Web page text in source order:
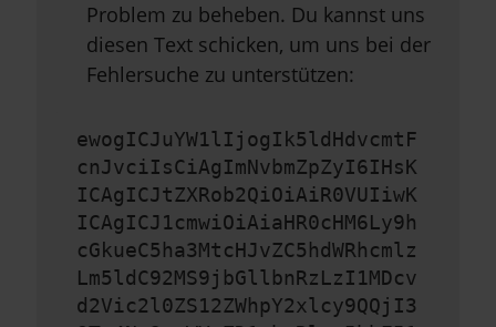
Problem zu beheben. Du kannst uns
diesen Text schicken, um uns bei der
Fehlersuche zu unterstützen:
ewogICJuYW1lIjogIk5ldHdvcmtF
cnJvciIsCiAgImNvbmZpZyI6IHsK
ICAgICJtZXRob2QiOiAiR0VUIiwK
ICAgICJ1cmwiOiAiaHR0cHM6Ly9h
cGkueC5ha3MtcHJvZC5hdWRhcmlz
Lm5ldC92MS9jbGllbnRzLzI1MDcv
d2Vic2l0ZS12ZWhpY2xlcy9QQjI3